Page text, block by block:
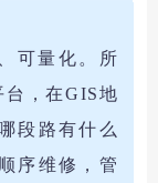
可量化。所
台，在GIS地
段路有什么
序维修，管